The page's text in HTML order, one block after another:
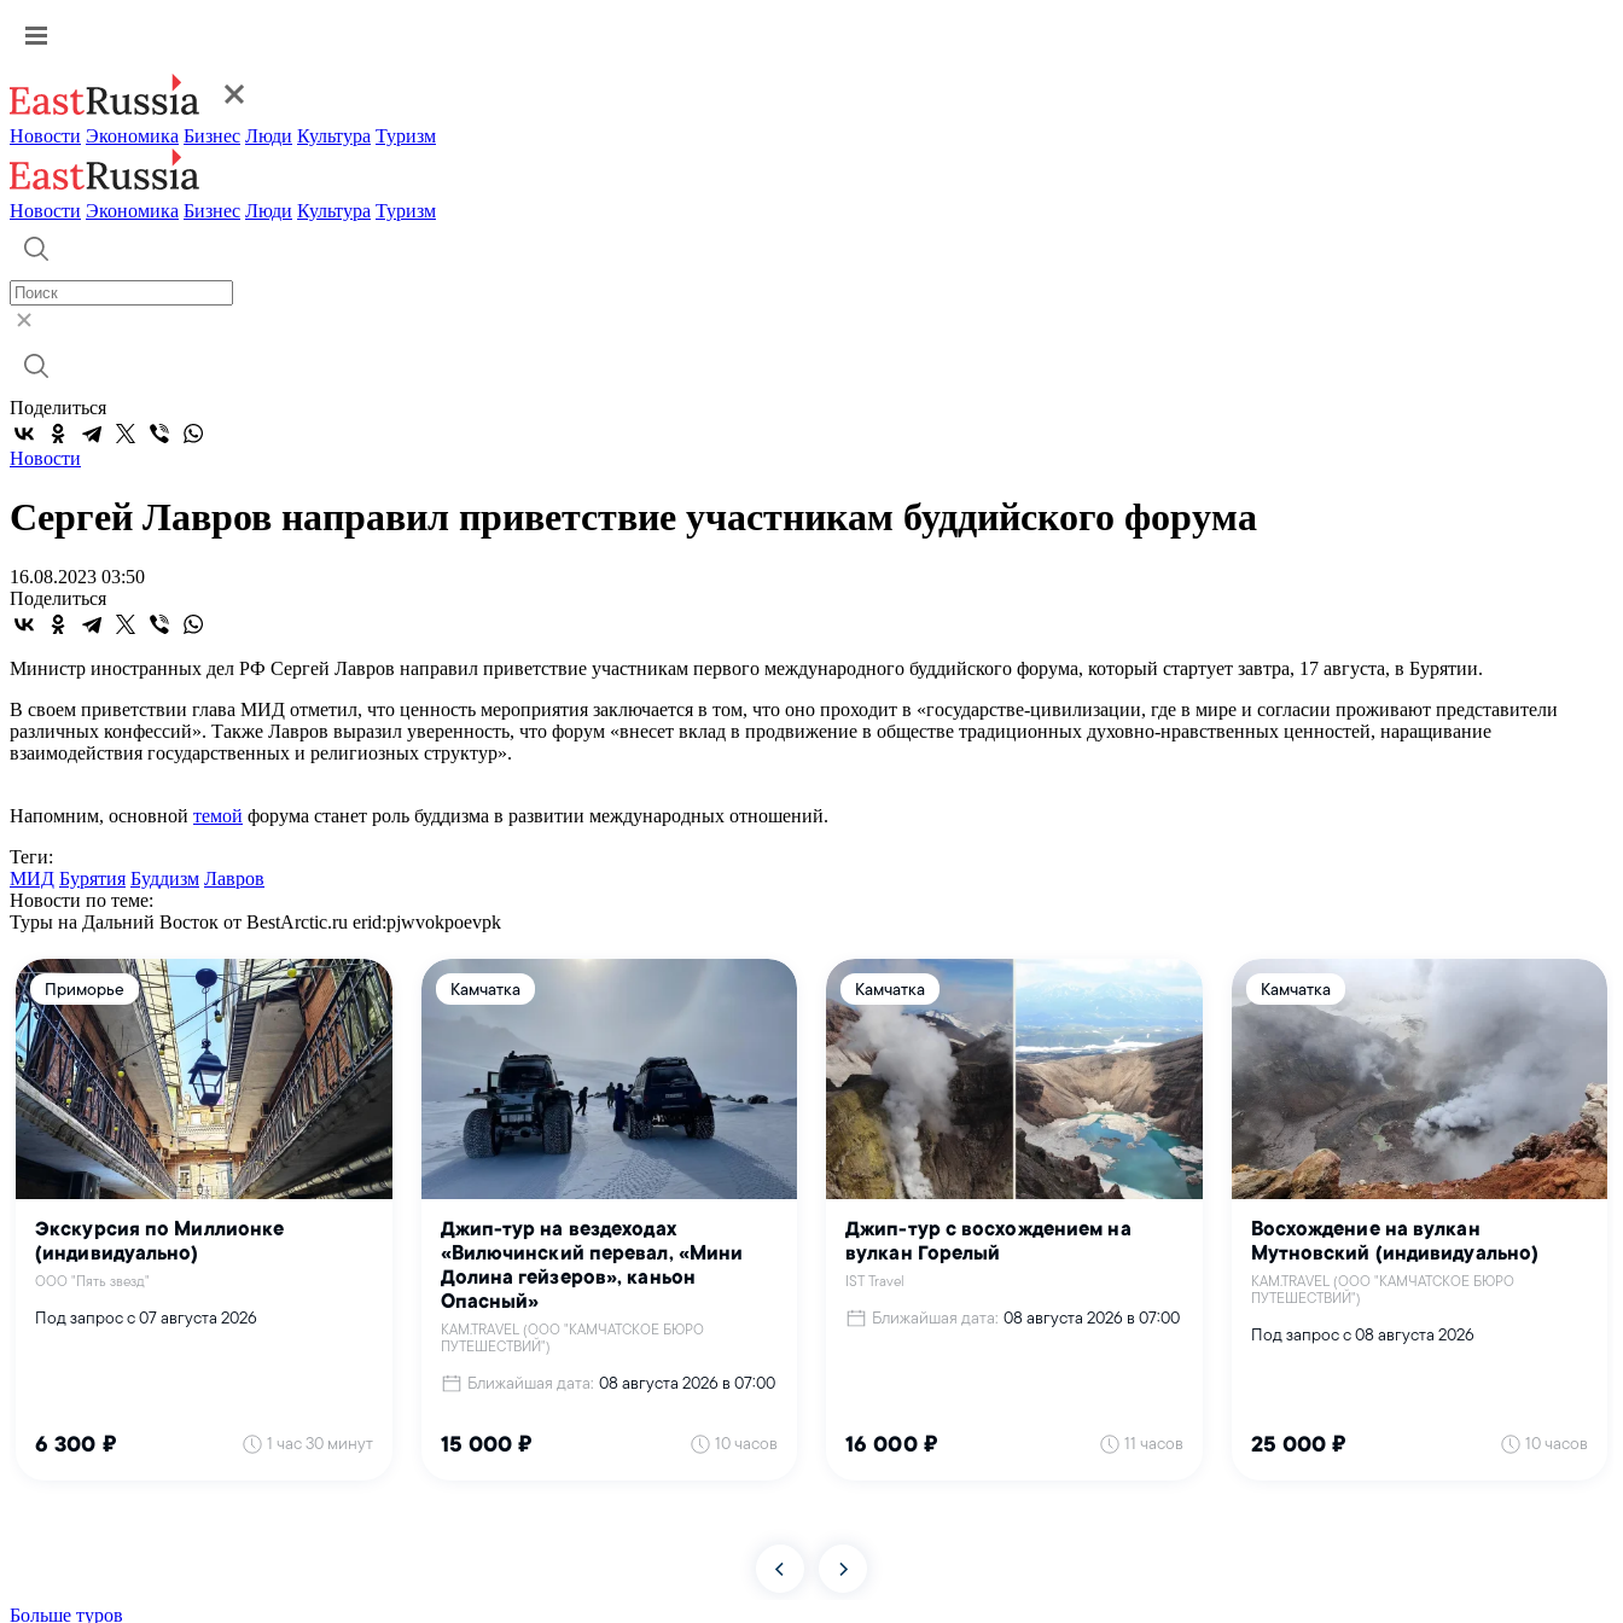
Новости Экономика Бизнес Люди Культура Туризм
Новости Экономика Бизнес Люди Культура Туризм
Поделиться
Новости
Сергей Лавров направил приветствие участникам буддийского форума
16.08.2023 03:50
Поделиться
Министр иностранных дел РФ Сергей Лавров направил приветствие участникам первого международного буддийского форума, который стартует завтра, 17 августа, в Бурятии.
В своем приветствии глава МИД отметил, что ценность мероприятия заключается в том, что оно проходит в «государстве-цивилизации, где в мире и согласии проживают представители
различных конфессий». Также Лавров выразил уверенность, что форум «внесет вклад в продвижение в обществе традиционных духовно-нравственных ценностей, наращивание
взаимодействия государственных и религиозных структур».
Напомним, основной темой форума станет роль буддизма в развитии международных отношений.
Теги:
МИД Бурятия Буддизм Лавров
Новости по теме:
Туры на Дальний Восток от BestArctic.ru erid:pjwvokpoevpk
Больше туров